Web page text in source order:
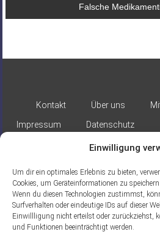
Einwilligung
Um dir ein optimales Erlebnis zu bieten,
Cookies, um Geräteinformationen zu
Wenn du diesen Technologien zustimmst,
Surfverhalten oder eindeutige IDs auf dieser
Einwillligung nicht erteilst oder zurückziehst,
und Funktionen beeinträchtigt werden.
Falsche
Kontakt Über uns
Impressum
Datenschutz
Gefördert durch: